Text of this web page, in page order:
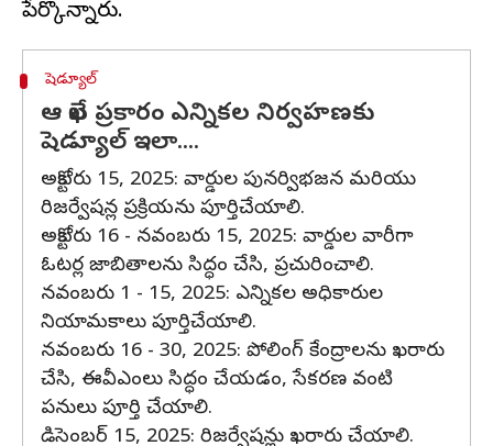
షెడ్యూల్‌
ఆ లేఖ ప్రకారం ఎన్నికల నిర్వహణకు
షెడ్యూల్‌ ఇలా....
అక్టోబరు 15, 2025: వార్డుల పునర్విభజన మరియు
రిజర్వేషన్ల ప్రక్రియను పూర్తిచేయాలి.
అక్టోబరు 16 - నవంబరు 15, 2025: వార్డుల వారీగా
ఓటర్ల జాబితాలను సిద్ధం చేసి, ప్రచురించాలి.
నవంబరు 1 - 15, 2025: ఎన్నికల అధికారుల
నియామకాలు పూర్తిచేయాలి.
నవంబరు 16 - 30, 2025: పోలింగ్ కేంద్రాలను ఖరారు
చేసి, ఈవీఎంలు సిద్ధం చేయడం, సేకరణ వంటి
పనులు పూర్తి చేయాలి.
డిసెంబర్ 15, 2025: రిజర్వేషన్లు ఖరారు చేయాలి.